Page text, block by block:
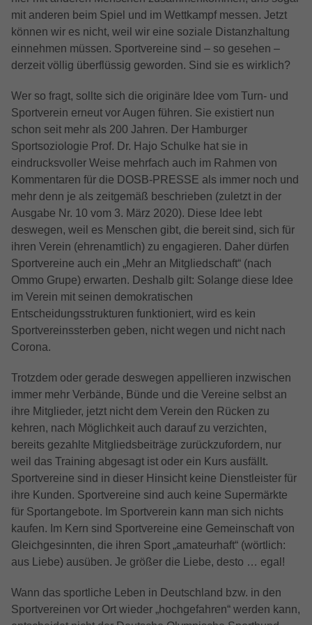
mit anderen beim Spiel und im Wettkampf messen. Jetzt
können wir es nicht, weil wir eine soziale Distanzhaltung
einnehmen müssen. Sportvereine sind – so gesehen –
derzeit völlig überflüssig geworden. Sind sie es wirklich?
Wer so fragt, sollte sich die originäre Idee vom Turn- und
Sportverein erneut vor Augen führen. Sie existiert nun
schon seit mehr als 200 Jahren. Der Hamburger
Sportsoziologie Prof. Dr. Hajo Schulke hat sie in
eindrucksvoller Weise mehrfach auch im Rahmen von
Kommentaren für die DOSB-PRESSE als immer noch und
mehr denn je als zeitgemäß beschrieben (zuletzt in der
Ausgabe Nr. 10 vom 3. März 2020). Diese Idee lebt
deswegen, weil es Menschen gibt, die bereit sind, sich für
ihren Verein (ehrenamtlich) zu engagieren. Daher dürfen
Sportvereine auch ein „Mehr an Mitgliedschaft“ (nach
Ommo Grupe) erwarten. Deshalb gilt: Solange diese Idee
im Verein mit seinen demokratischen
Entscheidungsstrukturen funktioniert, wird es kein
Sportvereinssterben geben, nicht wegen und nicht nach
Corona.
Trotzdem oder gerade deswegen appellieren inzwischen
immer mehr Verbände, Bünde und die Vereine selbst an
ihre Mitglieder, jetzt nicht dem Verein den Rücken zu
kehren, nach Möglichkeit auch darauf zu verzichten,
bereits gezahlte Mitgliedsbeiträge zurückzufordern, nur
weil das Training abgesagt ist oder ein Kurs ausfällt.
Sportvereine sind in dieser Hinsicht keine Dienstleister für
ihre Kunden. Sportvereine sind auch keine Supermärkte
für Sportangebote. Im Sportverein kann man sich nichts
kaufen. Im Kern sind Sportvereine eine Gemeinschaft von
Gleichgesinnten, die ihren Sport „amateurhaft“ (wörtlich:
aus Liebe) ausüben. Je größer die Liebe, desto … egal!
Wann das sportliche Leben in Deutschland bzw. in den
Sportvereinen vor Ort wieder „hochgefahren“ werden kann,
Name cookie_optin
Anbieter TYPO3
Zweck
Enthält die gewählten Tracking-Optin-
Einstellungen.
Name popupState
Anbieter TYPO3
Laufzeit Session
Zweck
Überprüft, ob das Popup bereits angezeigt
wurde.
Zweck
installiert. Das Cookie wird verwendet, um
Besucher-, Sitzungs- und
Kampagnendaten zu berechnen und die
Nutzung der Website für den
Analysebericht der Website zu verfolgen.
anonym und weisen eine randoly
generierte Nummer zu, um eindeutige
Besucher zu identifizieren.
Name _gid
Anbieter Google Analytics
Laufzeit
Zweck
Dieses Cookie wird von Google Analytics
installiert. Das Cookie wird verwendet, um
Informationen darüber zu speichern, wie
Besucher eine Website nutzen, und hilft
bei der Erstellung eines Analyseberichts
der Besucher, die Quelle, aus der sie
stammen, und die Seiten in
anonymisierter Form.
Name _gcl_au
Anbieter Google Analytics
Laufzeit 2 Monate
Zweck
Wird von Google Analytics benutzt, um
Benutzerverhalten zu analysieren.
Name NID
Anbieter Google LLC
Laufzeit 6 Monate
Zweck
Das NID-Cookie enthält eine eindeutige
ID, über die Google Ihre bevorzugten
Einstellungen und andere Informationen
speichert, insbesondere Ihre bevorzugte
Sprache (z. B. Deutsch), wie viele
werden sollen (z. B. 10 oder 20) und ob
der Google SafeSearch-Filter aktiviert sein
soll.
Cookie-Informationen anzeigen
Vorlesen-Funktion
Mit Hilfe des ReadSpeaker webReader können Sie sich
Inhalte auf einer Webseite laut vorlesen lassen. Mit nur
einem Klick wird der Text auf einer Webseite gleichzeitig laut
vorgelesen und farblich hervorgehoben, damit Sie ihm
problemlos folgen können - und das unabhängig davon, wo
Sie sich gerade befinden und welches Endgerät Sie nutzen.
Dies macht Inhalte leichter zugänglich und den Besuch Ihrer
Webseite zu einer interaktiveren Erfahrung.
Name _rspkrLoadCore
Anbieter
Laufzeit Session
Zweck Bestimmt, ob ReadSpeaker geladen wird
Name ReadSpeakerSettings
Zweck
Speichert die Einstellungen vom
ReadSpeaker
Cookie-Informationen anzeigen
Marketing
Marketing Cookies werden von Drittanbietern oder
Publishern verwendet, um personalisierte Werbung
anzuzeigen. Sie tun dies, indem sie Besucher über Websites
hinweg verfolgen.
Name IDE
Anbieter
Laufzeit 1 Jahr
Zweck
Wird von Google Ads verwendet, um
Nutzeraktionen nach Anzeigenklicks zu
verfolgen (Conversion-Tracking) und
personalisierte Werbung anzuzeigen.
Name NID
Anbieter Google
Laufzeit 6 Monate
Wird von Google verwendet, um
personalisierte Anzeigen basierend auf
vorherigem Verhalten und Präferenzen
Cookie-Informationen anzeigen
Wir verwenden auf unserer Website externe Inhalte, um
Ihnen zusätzliche Informationen anzubieten.
Name
Anbieter
YouTube (Google Ireland Limited, Gordon
House, Barrow Street, Dublin 4, Ireland)
Laufzeit 6 Monate
Zweck
Wird verwendet, um YouTube-Inhalte
bereitzustellen bzw. zu sperren.
Cookie-Informationen anzeigen